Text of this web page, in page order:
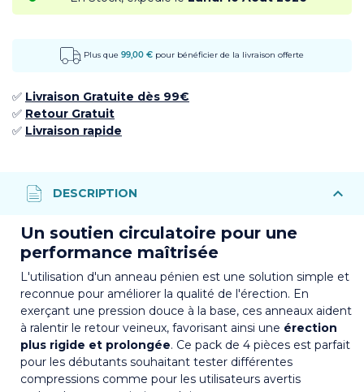
Plus que 99,00 € pour bénéficier de la livraison offerte
✅ Livraison Gratuite dès 99€
✅ ​ Retour Gratuit
✅​ Livraison rapide
Un soutien circulatoire pour une
performance maîtrisée
L'utilisation d'un anneau pénien est une solution simple et
reconnue pour améliorer la qualité de l'érection. En
exerçant une pression douce à la base, ces anneaux aident
à ralentir le retour veineux, favorisant ainsi une érection
plus rigide et prolongée. Ce pack de 4 pièces est parfait
pour les débutants souhaitant tester différentes
compressions comme pour les utilisateurs avertis